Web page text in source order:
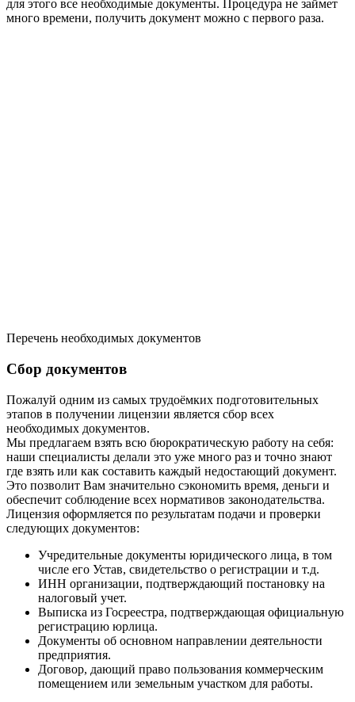
для этого все необходимые документы. Процедура не займет
много времени, получить документ можно с первого раза.
Перечень необходимых документов
Сбор документов
Пожалуй одним из самых трудоёмких подготовительных
этапов в получении лицензии является сбор всех
необходимых документов.
Мы предлагаем взять всю бюрократическую работу на себя:
наши специалисты делали это уже много раз и точно знают
где взять или как составить каждый недостающий документ.
Это позволит Вам значительно сэкономить время, деньги и
обеспечит соблюдение всех нормативов законодательства.
Лицензия оформляется по результатам подачи и проверки
следующих документов:
Учредительные документы юридического лица, в том
числе его Устав, свидетельство о регистрации и т.д.
ИНН организации, подтверждающий постановку на
налоговый учет.
Выписка из Госреестра, подтверждающая официальную
регистрацию юрлица.
Документы об основном направлении деятельности
предприятия.
Договор, дающий право пользования коммерческим
помещением или земельным участком для работы.